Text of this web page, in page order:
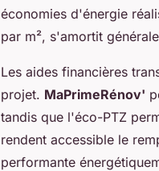
économies d'énergie
par m², s'amortit
Les aides financières
projet. MaPrimeRénov'
tandis que l'éco-PTZ
rendent accessible le
performante